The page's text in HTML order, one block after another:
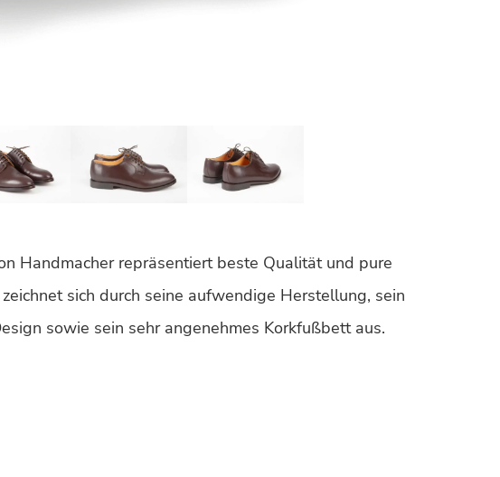
Handmacher repräsentiert beste Qualität und pure
sich durch seine aufwendige Herstellung, sein
sowie sein sehr angenehmes Korkfußbett aus.